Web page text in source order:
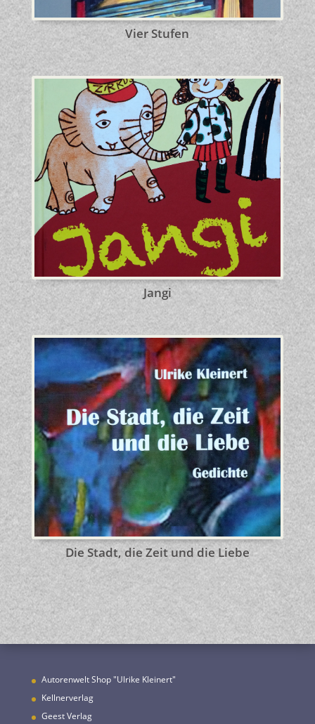
Vier Stufen
Jangi
Die Stadt, die Zeit und die Liebe
Autorenwelt Shop "Ulrike Kleinert"
Kellnerverlag
Geest Verlag